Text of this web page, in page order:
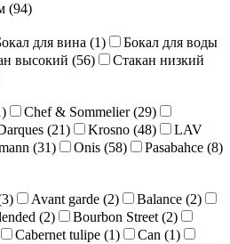
(94)
для вина (1)
Бокал для воды
высокий (56)
Стакан низкий
) Chef & Sommelier (29)
(21) Krosno (48)
LAV
(31) Onis (58) Pasabahce (8)
3) Avant garde (2) Balance (2)
(2) Bourbon Street (2)
Cabernet tulipe (1) Can (1)